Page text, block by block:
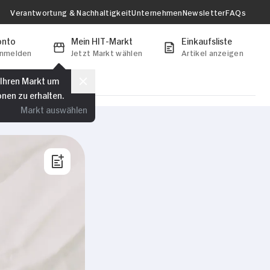
Verantwortung & NachhaltigkeitUnternehmenNewsletterFAQs
Mein HIT-Markt
Jetzt Markt wählen
Markt um
zu erhalten.
Markt auswählen
Einkaufsliste
Artikel anzeigen